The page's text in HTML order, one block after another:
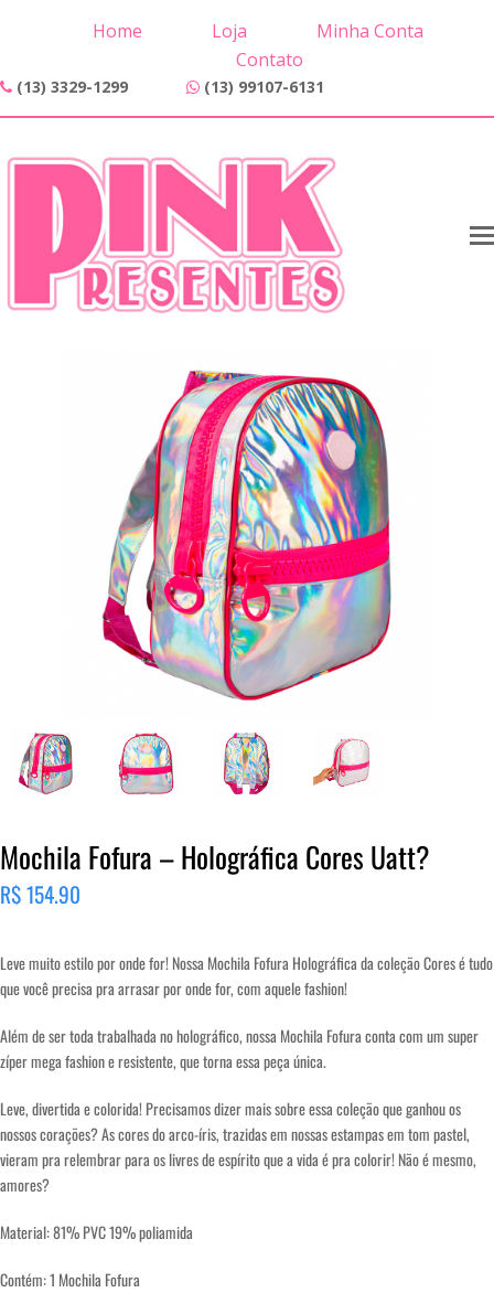
Home Loja
Minha Conta
Contato
(13) 3329-1299 (13) 99107-6131
Mochila Fofura – Holográfica Cores Uatt?
R$154.90
Leve muito estilo por onde for! Nossa Mochila Fofura Holográfica da coleção Cores é tudo
que você precisa pra arrasar por onde for, com aquele fashion!
Além de ser toda trabalhada no holográfico, nossa Mochila Fofura conta com um super
zíper mega fashion e resistente, que torna essa peça única.
Leve, divertida e colorida! Precisamos dizer mais sobre essa coleção que ganhou os
nossos corações? As cores do arco-íris, trazidas em nossas estampas em tom pastel,
vieram pra relembrar para os livres de espírito que a vida é pra colorir! Não é mesmo,
amores?
Material: 81% PVC 19% poliamida
Contém: 1 Mochila Fofura